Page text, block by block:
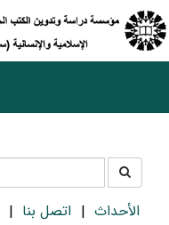
جستجو
در
سایتالأحداث اتصل بنا